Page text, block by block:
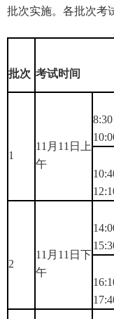
批次实施。各批次考
批次 考试时间
1
11月11日上
午
8:30
2
11月11日下
午